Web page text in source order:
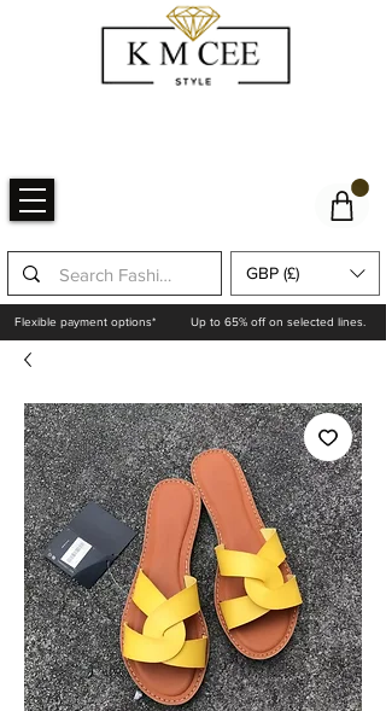
GBP (£)
Flexible payment options* Up to 65% off on selected lines.